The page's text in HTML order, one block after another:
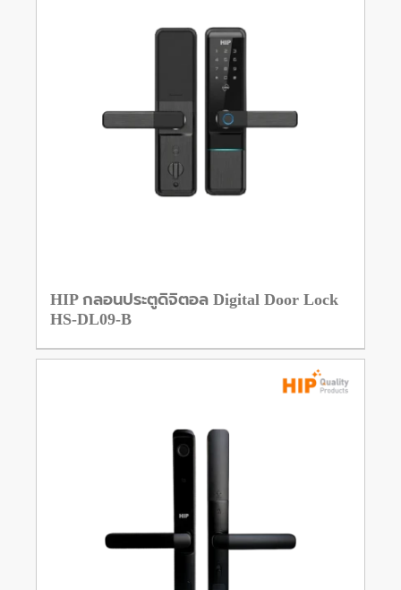
HIP กลอนประตูดิจิตอล Digital Door Lock
HS-DL09-B